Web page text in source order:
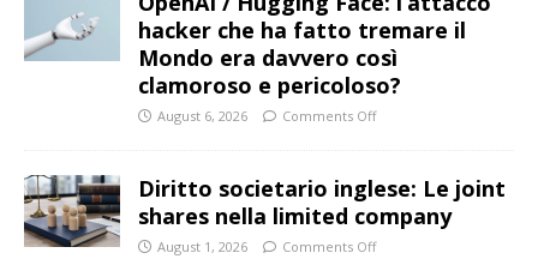
hacker che ha fatto tremare il
Mondo era davvero così
clamoroso e pericoloso?
August 6, 2026 Comments Off
Diritto societario inglese: Le joint
shares nella limited company
August 1, 2026 Comments Off